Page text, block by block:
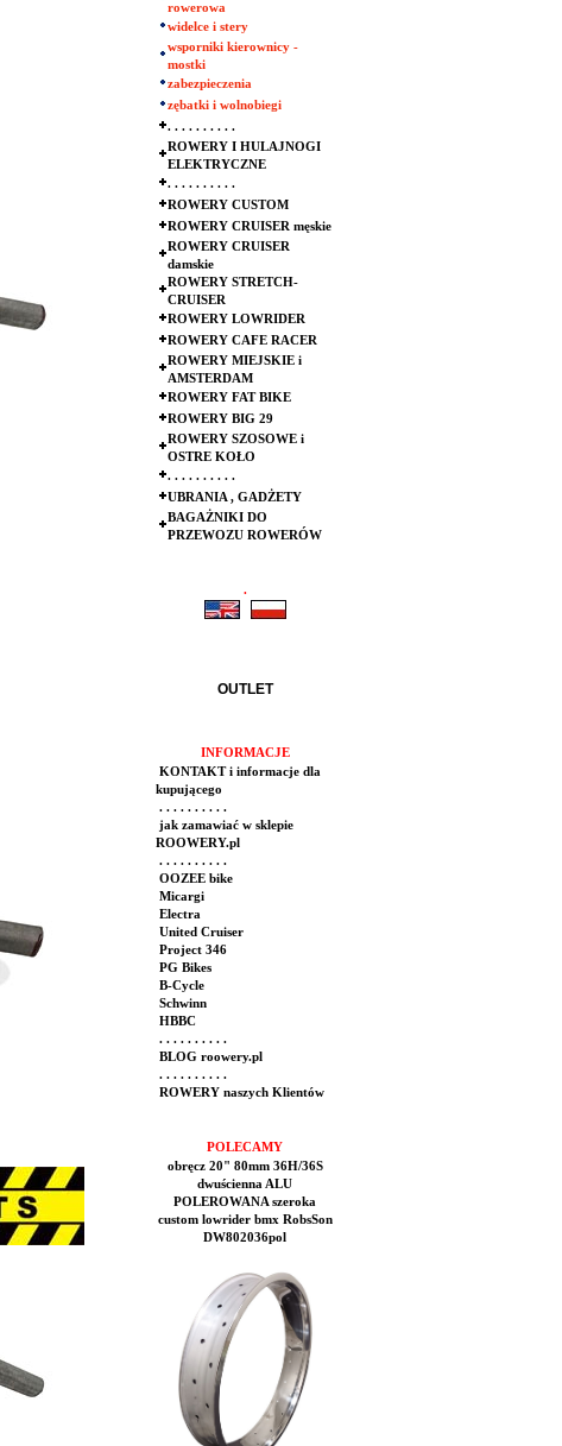
rowerowa
widelce i stery
wsporniki kierownicy -
mostki
zabezpieczenia
zębatki i wolnobiegi
. . . . . . . . . .
ROWERY I HULAJNOGI
ELEKTRYCZNE
. . . . . . . . . .
ROWERY CUSTOM
ROWERY CRUISER męskie
ROWERY CRUISER
damskie
ROWERY STRETCH-
CRUISER
ROWERY LOWRIDER
ROWERY CAFE RACER
ROWERY MIEJSKIE i
AMSTERDAM
ROWERY FAT BIKE
ROWERY BIG 29
ROWERY SZOSOWE i
OSTRE KOŁO
. . . . . . . . . .
UBRANIA , GADŻETY
BAGAŻNIKI DO
PRZEWOZU ROWERÓW
.
OUTLET
INFORMACJE
KONTAKT i informacje dla
kupującego
. . . . . . . . . .
jak zamawiać w sklepie
ROOWERY.pl
. . . . . . . . . .
OOZEE bike
Micargi
Electra
United Cruiser
Project 346
PG Bikes
B-Cycle
Schwinn
HBBC
. . . . . . . . . .
BLOG roowery.pl
. . . . . . . . . .
ROWERY naszych Klientów
POLECAMY
obręcz 20" 80mm 36H/36S
dwuścienna ALU
POLEROWANA szeroka
custom lowrider bmx RobsSon
DW802036pol